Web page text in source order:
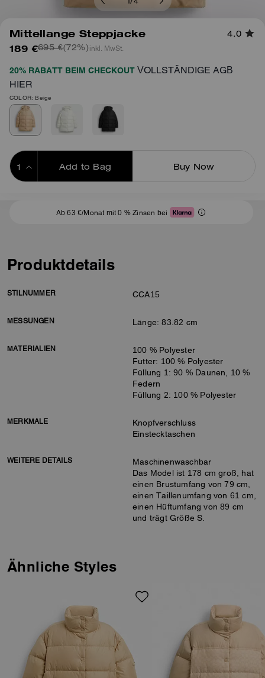
/4
Mittellange Steppjacke 4.0
189 €695 €(72%) inkl. MwSt.
20% RABATT BEIM CHECKOUT VOLLSTÄNDIGE AGB
HIER
COLOR: Beige
Add to Bag Buy Now
Ab 63 €/Monat mit 0 % Zinsen bei
Produktdetails
STILNUMMER CCA15
MESSUNGEN Länge: 83.82 cm
MATERIALIEN
100 % Polyester
Futter: 100 % Polyester
Füllung 1: 90 % Daunen, 10 %
Federn
Füllung 2: 100 % Polyester
MERKMALE
Knopfverschluss
Einstecktaschen
WEITERE DETAILS
Maschinenwaschbar
Das Model ist 178 cm groß, hat
einen Brustumfang von 79 cm,
einen Taillenumfang von 61 cm,
einen Hüftumfang von 89 cm
und trägt Größe S.
Ähnliche Styles